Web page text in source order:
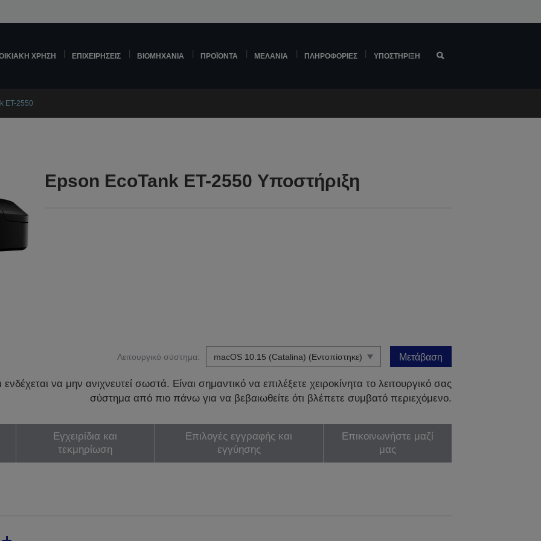
ΧΡΉΣΗ ΕΠΙΧΕΙΡΉΣΕΙΣ ΒΙΟΜΗΧΑΝΊΑ ΠΡΟΪΌΝΤΑ ΜΕΛΆΝΙΑ ΠΛΗΡΟΦΟΡΊΕΣ ΥΠΟΣΤΉΡΙΞΗ
ET-2550
Epson EcoTank ET-2550 Υποστήριξη
Λειτουργικό σύστημα: Μετάβαση
να μην ανιχνευτεί σωστά. Είναι σημαντικό να επιλέξετε χειροκίνητα το λειτουργικό σας
σύστημα από πιο πάνω για να βεβαιωθείτε ότι βλέπετε συμβατό περιεχόμενο.
Εγχειρίδια και
τεκμηρίωση
Επιλογές εγγραφής και
εγγύησης
Επικοινωνήστε μαζί
μας